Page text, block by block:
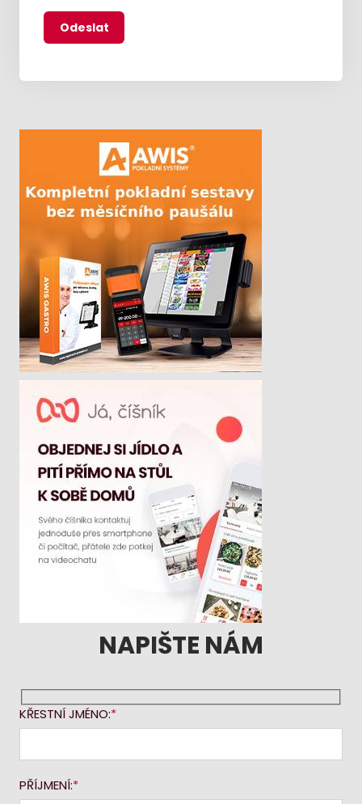
NAPIŠTE NÁM
KŘESTNÍ JMÉNO:
PŘÍJMENÍ: